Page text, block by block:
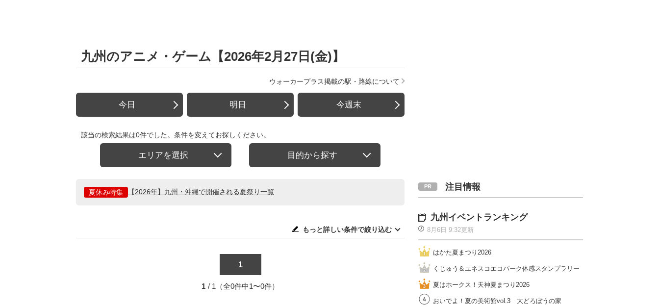
九州のアニメ・ゲーム【2026年2月27日(金)】
ウォーカープラス掲載の駅・路線について
今日 明日 今週末
該当の検索結果は0件でした。条件を変えてお探しください。
エリアを選択 目的から探す
夏休み特集 【2026年】九州・沖縄で開催される夏祭り一覧
もっと詳しい条件で絞り込む
1
1 / 1（全0件中1〜0件）
注目情報
九州イベントランキング
8月6日 9:32更新
はかた夏まつり2026
くじゅう＆ユネスコエコパーク体感スタンプラリー
夏はホークス！天神夏まつり2026
おいでよ！夏の美術館vol.3 大どろぼうの家